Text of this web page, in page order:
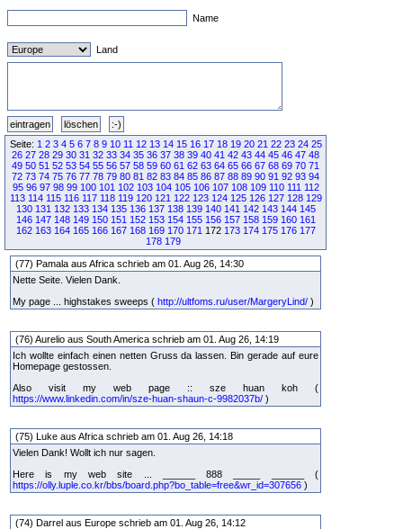
Name
Land
Seite: 1 2 3 4 5 6 7 8 9 10 11 12 13 14 15 16 17 18 19 20 21 22 23 24 25
26 27 28 29 30 31 32 33 34 35 36 37 38 39 40 41 42 43 44 45 46 47 48
49 50 51 52 53 54 55 56 57 58 59 60 61 62 63 64 65 66 67 68 69 70 71
72 73 74 75 76 77 78 79 80 81 82 83 84 85 86 87 88 89 90 91 92 93 94
95 96 97 98 99 100 101 102 103 104 105 106 107 108 109 110 111 112
113 114 115 116 117 118 119 120 121 122 123 124 125 126 127 128 129
130 131 132 133 134 135 136 137 138 139 140 141 142 143 144 145
146 147 148 149 150 151 152 153 154 155 156 157 158 159 160 161
162 163 164 165 166 167 168 169 170 171 172 173 174 175 176 177
178 179
(77) Pamala aus Africa schrieb am 01. Aug 26, 14:30
Nette Seite. Vielen Dank.
My page ... highstakes sweeps ( http://ultfoms.ru/user/MargeryLind/ )
(76) Aurelio aus South America schrieb am 01. Aug 26, 14:19
Ich wollte einfach einen netten Gruss da lassen. Bin gerade auf eure
Homepage gestossen.
Also visit my web page :: sze huan koh (
https://www.linkedin.com/in/sze-huan-shaun-c-9982037b/ )
(75) Luke aus Africa schrieb am 01. Aug 26, 14:18
Vielen Dank! Wollt ich nur sagen.
Here is my web site ... ______ 888 _____ ______ (
https://olly.luple.co.kr/bbs/board.php?bo_table=free&wr_id=307656 )
(74) Darrel aus Europe schrieb am 01. Aug 26, 14:12